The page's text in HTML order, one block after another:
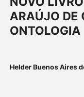
ARAÚJO DE
ONTOLOGIA
Helder Buenos Aires